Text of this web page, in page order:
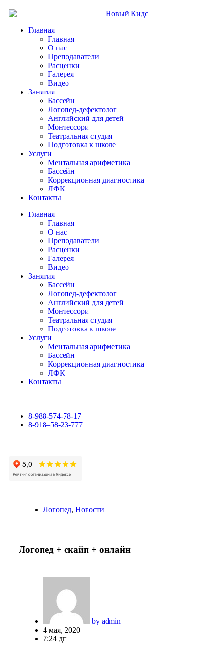
Главная
Главная
О нас
Преподаватели
Расценки
Галерея
Видео
Занятия
Бассейн
Логопед-дефектолог
Английский для детей
Монтессори
Театральная студия
Подготовка к школе
Услуги
Ментальная арифметика
Бассейн
Коррекционная диагностика
ЛФК
Контакты
Главная
Главная
О нас
Преподаватели
Расценки
Галерея
Видео
Занятия
Бассейн
Логопед-дефектолог
Английский для детей
Монтессори
Театральная студия
Подготовка к школе
Услуги
Ментальная арифметика
Бассейн
Коррекционная диагностика
ЛФК
Контакты
8-988-574-78-17
8-918–58-23-777
Логопед, Новости
Логопед + скайп + онлайн
by admin
4 мая, 2020
7:24 дп